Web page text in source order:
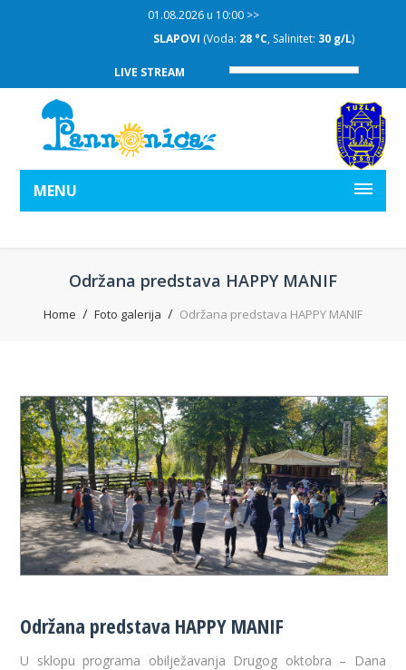
01.08.2026 u 10:00 >>
(Voda:28 °C, Salinitet:30 g/L)
LIVE STREAM
MENU
Održana predstava HAPPY MANIF
Home Foto galerija Održana predstava HAPPY MANIF
Održana predstava HAPPY MANIF
U sklopu programa obilježavanja Drugog oktobra – Dana